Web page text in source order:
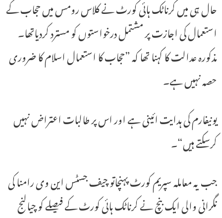
حال ہی میں کرناٹک ہائی کورٹ نے کلاس رومس میں حجاب کے
استعمال کی اجازت پر مشتمل درخواستوں کو مسترد کردیاتھا۔
مذکورہ عدالت کا کہنا تھا کہ ”حجاب کا استعمال اسلام کا ضروری
حصہ نہیں ہے۔
یونیفارم کی ہدایت ائینی ہے اور اس پر طالبات اعتراض نہیں
کرسکتے ہیں“۔
جب یہ معاملہ سپریم کورٹ پہنچاتو چیف جسٹس این وی رامنا کی
نگرانی والی ایک بنچ نے کرناٹک ہائی کورٹ کے فیصلے کو چیالنج